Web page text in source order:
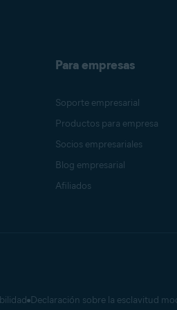
Para empresas
Soporte empresarial
Productos para empresa
Socios empresariales
Blog empresarial
Afiliados
Declaración sobre la esclavitud